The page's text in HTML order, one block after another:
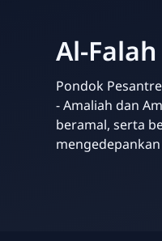
Al-
Pondok
- Amaliah dan
beramal, serta